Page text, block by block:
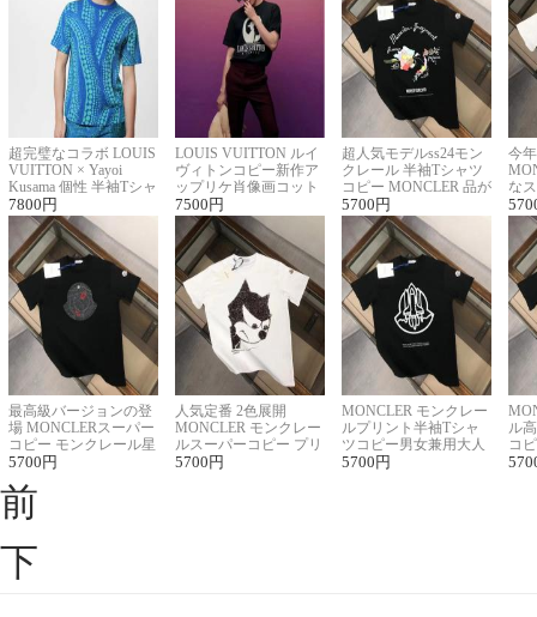
超完璧なコラボ LOUIS
VUITTON × Yayoi
Kusama 個性 半袖Tシャ
ツコピー男女兼用
7800 円
LOUIS VUITTON ルイ
ヴィトンコピー新作ア
ップリケ肖像画コット
ンニット半袖Tシャツ
7500 円
超人気モデルss24モン
クレール 半袖Tシャツ
コピー MONCLER 品が
良く見た目
5700 円
今
な
ル
最高級バージョンの登
場 MONCLERスーパー
コピー モンクレール星
座半袖Tシャツ
5700 円
人気定番 2色展開
MONCLER モンクレー
ルスーパーコピー プリ
ント半袖Tシャツ
5700 円
MONCLER モンクレー
ルプリント半袖Tシャ
ツコピー男女兼用大人
可愛い春夏コーデ
5700 円
ル
コ
ィ
前
下